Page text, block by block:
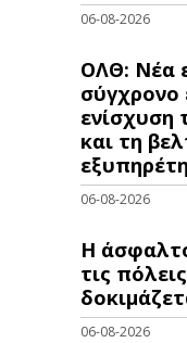
06-08-2026
ΟΛΘ: Νέα
σύγχρονο
ενίσχυση
και τη
06-08-2026
Η
τις
06-08-2026